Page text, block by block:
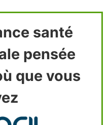
santé
pensée
que vous